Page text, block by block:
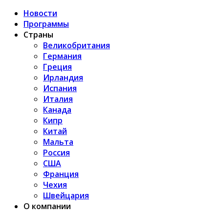
Новости
Программы
Страны
Великобритания
Германия
Греция
Ирландия
Испания
Италия
Канада
Кипр
Китай
Мальта
Россия
США
Франция
Чехия
Швейцария
О компании